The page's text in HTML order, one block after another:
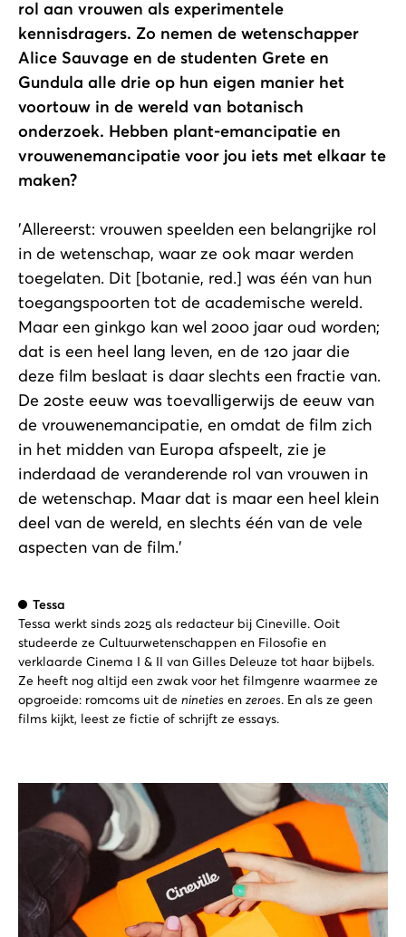
rol aan vrouwen als experimentele
kennisdragers. Zo nemen de wetenschapper
Alice Sauvage en de studenten Grete en
Gundula alle drie op hun eigen manier het
voortouw in de wereld van botanisch
onderzoek. Hebben plant-emancipatie en
vrouwenemancipatie voor jou iets met elkaar te
maken?
'Allereerst: vrouwen speelden een belangrijke rol
in de wetenschap, waar ze ook maar werden
toegelaten. Dit [botanie, red.] was één van hun
toegangspoorten tot de academische wereld.
Maar een ginkgo kan wel 2000 jaar oud worden;
dat is een heel lang leven, en de 120 jaar die
deze film beslaat is daar slechts een fractie van.
De 20ste eeuw was toevalligerwijs de eeuw van
de vrouwenemancipatie, en omdat de film zich
in het midden van Europa afspeelt, zie je
inderdaad de veranderende rol van vrouwen in
de wetenschap. Maar dat is maar een heel klein
deel van de wereld, en slechts één van de vele
aspecten van de film.'
Tessa
Tessa werkt sinds 2025 als redacteur bij Cineville. Ooit
studeerde ze Cultuurwetenschappen en Filosofie en
verklaarde Cinema I & II van Gilles Deleuze tot haar bijbels.
Ze heeft nog altijd een zwak voor het filmgenre waarmee ze
opgroeide: romcoms uit de nineties en zeroes. En als ze geen
films kijkt, leest ze fictie of schrijft ze essays.